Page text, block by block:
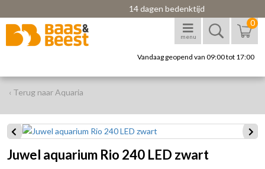
14 dagen bedenktijd
menu
0
Vandaag geopend van 09:00 tot 17:00
‹ Terug naar Aquaria
Juwel aquarium Rio 240 LED zwart